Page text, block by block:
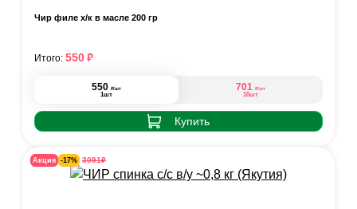
Чир филе х/к в масле 200 гр
550 ₽/шт
1шт
701 ₽/шт
10шт
Купить
Итого: 550₽
Акция -17% 3091₽